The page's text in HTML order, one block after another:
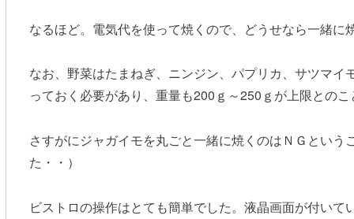
なるほど。電気代を使って焼くので、どうせなら一緒に
なお、野菜はたまねぎ、ニンジン、パプリカ、サツマ
っておく必要があり、重量も200ｇ～250ｇが上限とのこ
さすがにジャガイモを丸ごと一緒に焼くのはＮＧとい
た・・）
ビストロの操作はとても簡単でした。液晶画面が付い